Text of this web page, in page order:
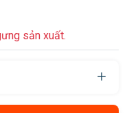
sản xuất.